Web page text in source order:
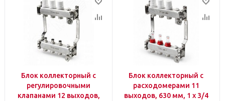
Блок коллекторный с
регулировочными
клапанами 12 выходов,
Блок коллекторный с
расходомерами 11
выходов, 630 мм, 1 x 3/4